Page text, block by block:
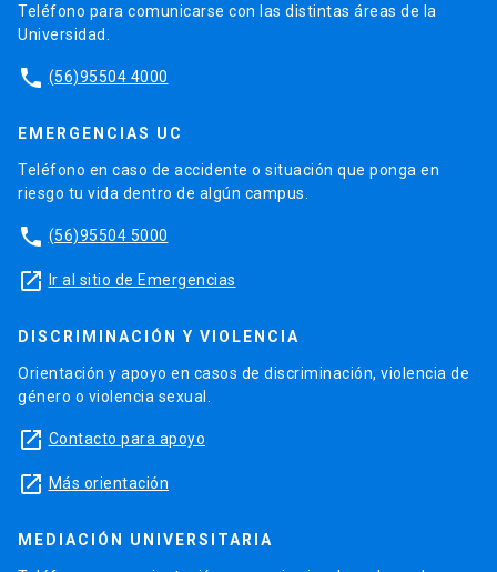
Teléfono para comunicarse con las distintas áreas de la
Universidad.
phone (56)95504 4000
EMERGENCIAS UC
Teléfono en caso de accidente o situación que ponga en
riesgo tu vida dentro de algún campus.
phone (56)95504 5000
launch Ir al sitio de Emergencias
DISCRIMINACIÓN Y VIOLENCIA
Orientación y apoyo en casos de discriminación, violencia de
género o violencia sexual.
launch Contacto para apoyo
launch Más orientación
MEDIACIÓN UNIVERSITARIA